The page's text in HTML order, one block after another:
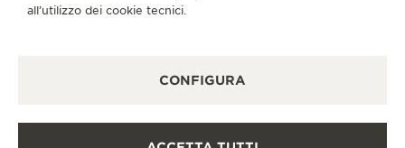
all’utilizzo dei cookie tecnici.
CONFIGURA